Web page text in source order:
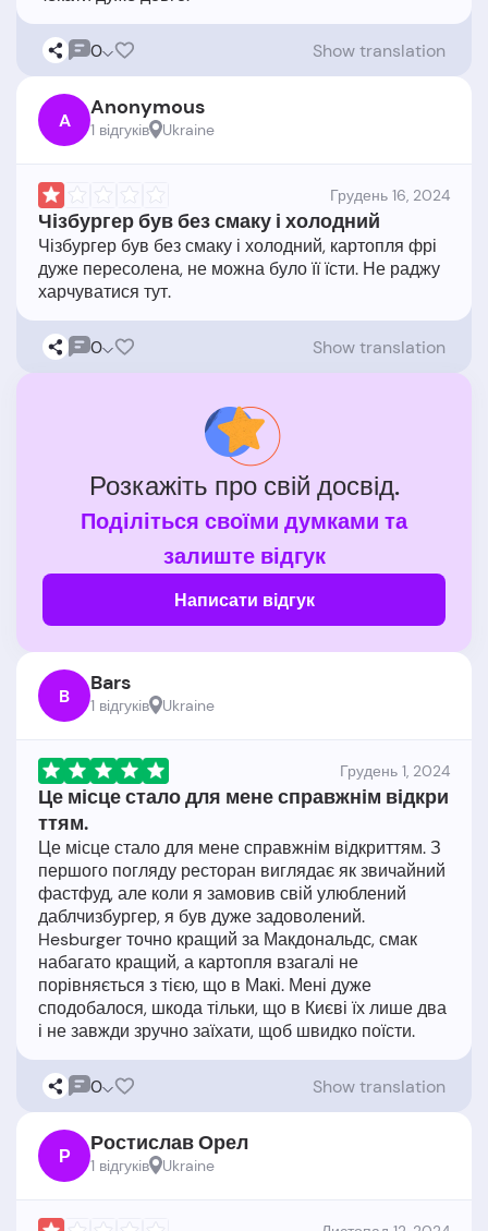
0 Show translation
A Anonymous
1 відгукiв Ukraine
Грудень 16, 2024
Чізбургер був без смаку і холодний
Чізбургер був без смаку і холодний, картопля фрі
дуже пересолена, не можна було її їсти. Не раджу
0 Show translation
Розкажіть про свій досвід.
Поділіться своїми думками та
залиште відгук
Написати відгук
B Bars
1 відгукiв Ukraine
Грудень 1, 2024
Це місце стало для мене справжнім відкри
ттям.
Це місце стало для мене справжнім відкриттям. З
першого погляду ресторан виглядає як звичайний
фастфуд, але коли я замовив свій улюблений
даблчизбургер, я був дуже задоволений.
Hesburger точно кращий за Макдональдс, смак
набагато кращий, а картопля взагалі не
порівняється з тією, що в Макі. Мені дуже
сподобалося, шкода тільки, що в Києві їх лише два
0 Show translation
Р Ростислав Орел
1 відгукiв Ukraine